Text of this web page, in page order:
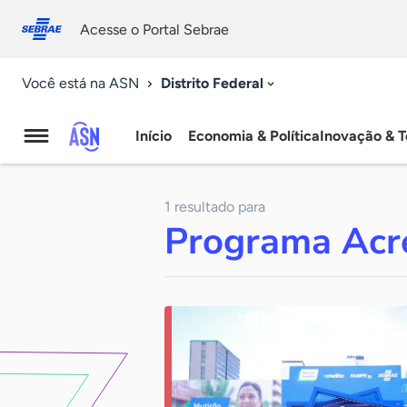
conosco
Acesse o Portal Sebrae
Você está na ASN Distrito Federal
Agência
Notícias
Início Economia & PolíticaInovação &
1 resultado para
Programa